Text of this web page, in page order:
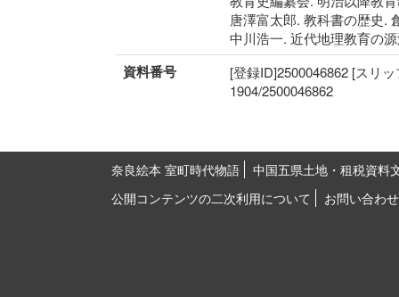
唐澤富太郎. 教科書の歴史.
中川浩一. 近代地理教育の
資料番号
[登録ID]2500046862 [スリ
1904/2500046862
奈良絵本 室町時代物語
中国五県土地・租税資料
公開コンテンツの二次利用について
お問い合わせ